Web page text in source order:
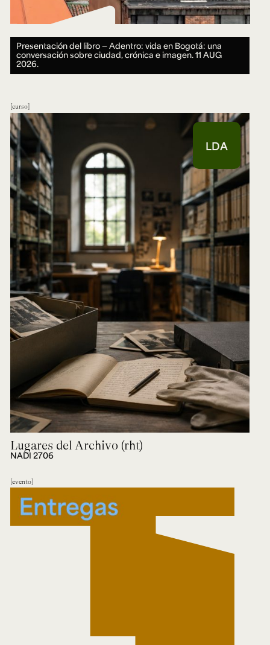
Presentación del libro — Adentro: vida en Bogotá: una
conversación sobre ciudad, crónica e imagen.11 AUG
2026.
curso
LDA
Lugares del Archivo (rht)
NADI 2706
evento